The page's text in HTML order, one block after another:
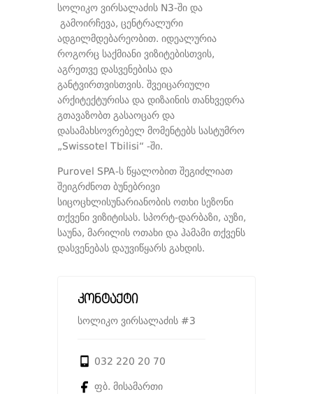
სოლიკო ვირსალაძის N3-ში და
გამოირჩევა, ცენტრალური
ადგილმდებარეობით. იდეალურია
როგორც საქმიანი ვიზიტებისთვის,
აგრეთვე დასვენებისა და
განტვირთვისთვის. შვეიცარიული
არქიტექტურისა და დიზაინის თანხვედრა
გთავაზობთ გასაოცარ და
დასამახსოვრებელ მომენტებს სასტუმრო
„Swissotel Tbilisi“ -ში.
Purovel SPA-ს წყალობით შეგიძლიათ
შეიგრძნოთ ბუნებრივი
სიცოცხლისუნარიანობის ოთხი სეზონი
თქვენი ვიზიტისას. სპორტ-დარბაზი, აუზი,
საუნა, მარილის ოთახი და ჰამამი თქვენს
დასვენებას დაუვიწყარს გახდის.
კონტაქტი
სოლიკო ვირსალაძის #3
032 220 20 70
ფბ. მისამართი